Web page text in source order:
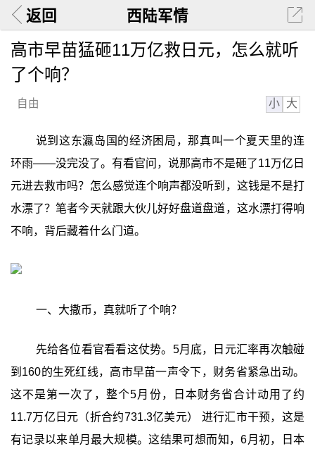
返回 西陆军情
高市早苗猛砸11万亿救日元，怎么就听
了个响？
自由 小 大
说到这东瀛岛国的经济困局，那真叫一个夏天里的连
环雨——没完没了。有看官问，说那高市不是砸了11万亿日
元进去救市吗？怎么感觉连个响声都没听到，这钱是不是打
水漂了？笔者今天就跟大伙儿好好盘道盘道，这水漂打得响
不响，背后藏着什么门道。
一、大撒币，真就听了个响？
先给各位看官看看这仗势。5月底，日元汇率再次触碰
到160的生死红线，高市早苗一声令下，财务省紧急出动。
这不是第一次了，整个5月份，日本财务省合计动用了约
11.7万亿日元（折合约731.3亿美元）‍ 进行汇市干预，这是
有记录以来单月最大规模。这结果可想而知，6月初，日本